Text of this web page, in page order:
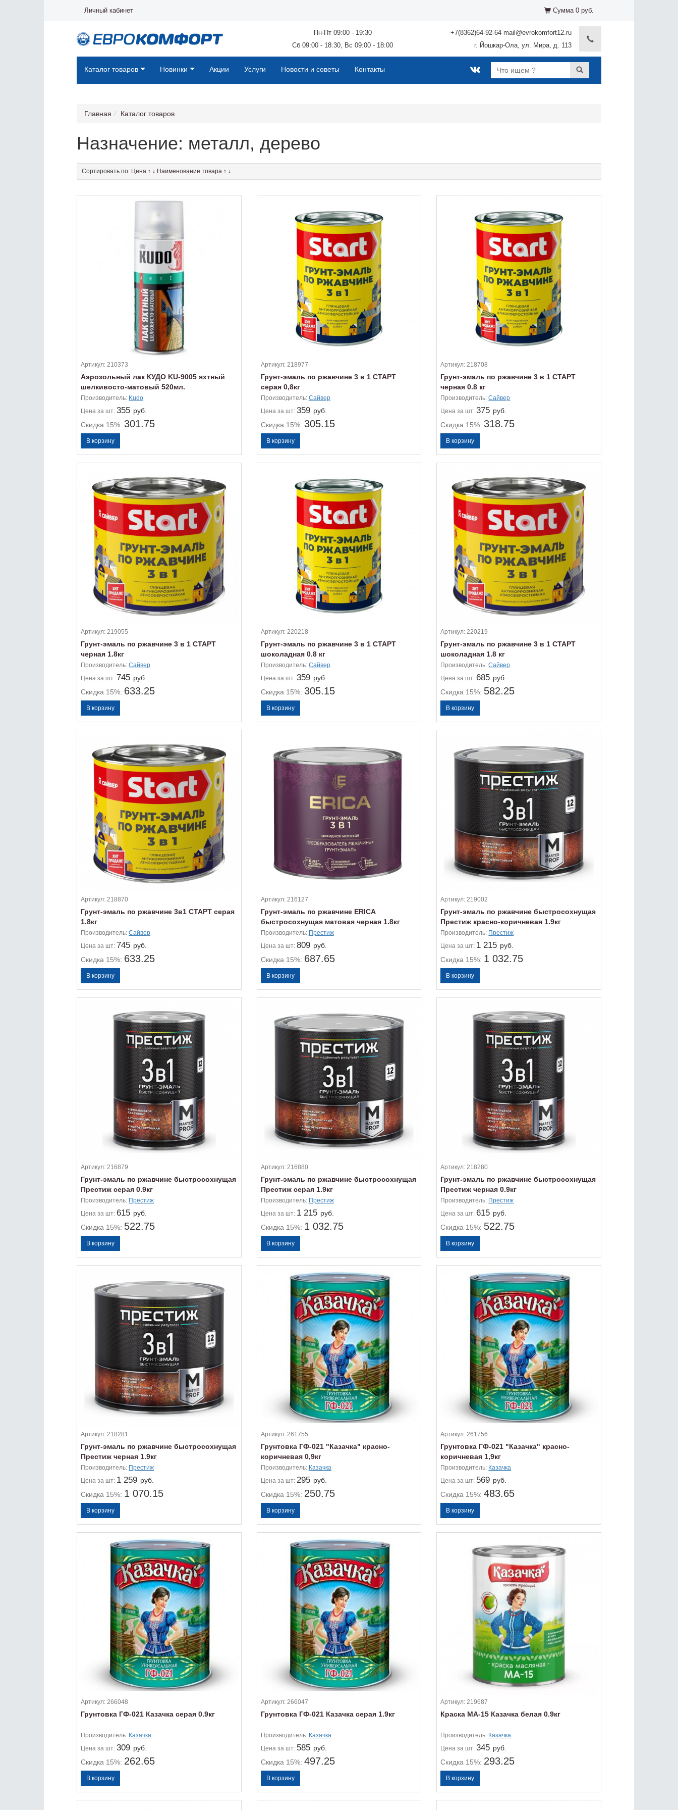
Личный кабинет Сумма 0 руб.
Пн-Пт 09:00 - 19:30
Сб 09:00 - 18:30, Вс 09:00 - 18:00
+7(8362)64-92-64 mail@evrokomfort12.ru
г. Йошкар-Ола, ул. Мира, д. 113
Каталог товаров Новинки Акции Услуги Новости и советы Контакты
Главная Каталог товаров
Назначение: металл, дерево
Сортировать по: Цена ↑ ↓ Наименование товара ↑ ↓
Артикул: 210373
Аэрозольный лак КУДО KU-9005 яхтный
шелкивосто-матовый 520мл.
Производитель: Kudo
Цена за шт: 355 руб.
Скидка 15%: 301.75
Артикул: 218977
Грунт-эмаль по ржавчине 3 в 1 СТАРТ
серая 0,8кг
Производитель: Сайвер
Цена за шт: 359 руб.
Скидка 15%: 305.15
Артикул: 218708
Грунт-эмаль по ржавчине 3 в 1 СТАРТ
черная 0.8 кг
Производитель:Сайвер
Цена за шт:375 руб.
Скидка 15%: 318.75
Артикул: 219055
Грунт-эмаль по ржавчине 3 в 1 СТАРТ
черная 1.8кг
Производитель: Сайвер
Цена за шт: 745 руб.
Скидка 15%: 633.25
Артикул: 220218
Грунт-эмаль по ржавчине 3 в 1 СТАРТ
шоколадная 0.8 кг
Производитель: Сайвер
Ценаза шт: 359 руб.
Скидка 15%: 305.15
Артикул:220219
Грунт-эмаль по ржавчине 3 в 1 СТАРТ
шоколадная 1.8 кг
Производитель:Сайвер
Цена за шт:685 руб.
Скидка 15%: 582.25
Артикул: 218870
Грунт-эмаль по ржавчине 3в1 СТАРТ серая
1.8кг
Производитель: Сайвер
Цена за шт: 745 руб.
Скидка 15%: 633.25
Артикул: 216127
Грунт-эмаль по ржавчине ERICA
быстросохнущая матовая черная 1.8кг
Производитель: Престиж
Ценаза шт: 809 руб.
Скидка 15%: 687.65
Артикул:219002
Грунт-эмаль по ржавчине быстросохнущая
Престиж красно-коричневая 1.9кг
Производитель: Престиж
Цена за шт: 1 215 руб.
Скидка 15%: 1 032.75
Артикул: 216879
Грунт-эмаль по ржавчине быстросохнущая
Престиж серая 0.9кг
Производитель: Престиж
Цена за шт: 615 руб.
Скидка 15%: 522.75
Артикул: 216880
Грунт-эмаль по ржавчине быстросохнущая
Престиж серая 1.9кг
Производитель: Престиж
Цена за шт: 1 215 руб.
Скидка 15%: 1 032.75
Артикул: 218280
Грунт-эмаль по ржавчине быстросохнущая
Престиж черная 0.9кг
Производитель: Престиж
Цена за шт:615 руб.
Скидка 15%: 522.75
Артикул: 218281
Грунт-эмаль по ржавчине быстросохнущая
Престиж черная 1.9кг
Производитель: Престиж
Цена за шт: 1 259 руб.
Скидка 15%: 1 070.15
Артикул: 261755
Грунтовка ГФ-021 "Казачка" красно-
коричневая 0,9кг
Производитель: Казачка
Ценаза шт: 295 руб.
Скидка 15%: 250.75
Артикул:261756
Грунтовка ГФ-021 "Казачка" красно-
коричневая 1,9кг
Производитель: Казачка
Цена за шт: 569 руб.
Скидка 15%:483.65
Артикул: 266048
Грунтовка ГФ-021 Казачка серая 0.9кг
Производитель: Казачка
Цена за шт: 309 руб.
Скидка 15%: 262.65
Артикул: 266047
Грунтовка ГФ-021 Казачка серая 1.9кг
Производитель: Казачка
Ценаза шт: 585 руб.
Скидка 15%: 497.25
Артикул:219687
Краска МА-15 Казачка белая 0.9кг
Производитель: Казачка
Цена за шт:345 руб.
Скидка 15%: 293.25